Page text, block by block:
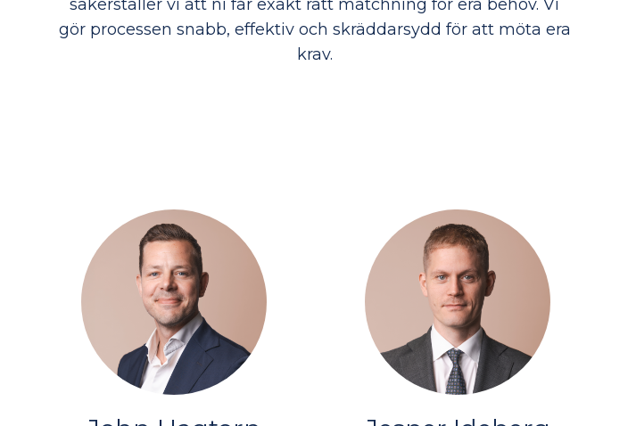
säkerställer vi att ni får exakt rätt matchning för era behov. Vi
gör processen snabb, effektiv och skräddarsydd för att möta era
krav.